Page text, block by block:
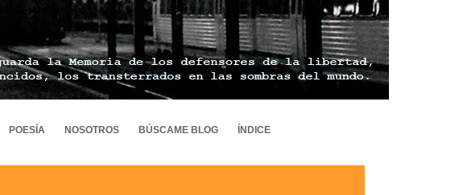
POESÍA NOSOTROS BÚSCAME BLOG ÍNDICE